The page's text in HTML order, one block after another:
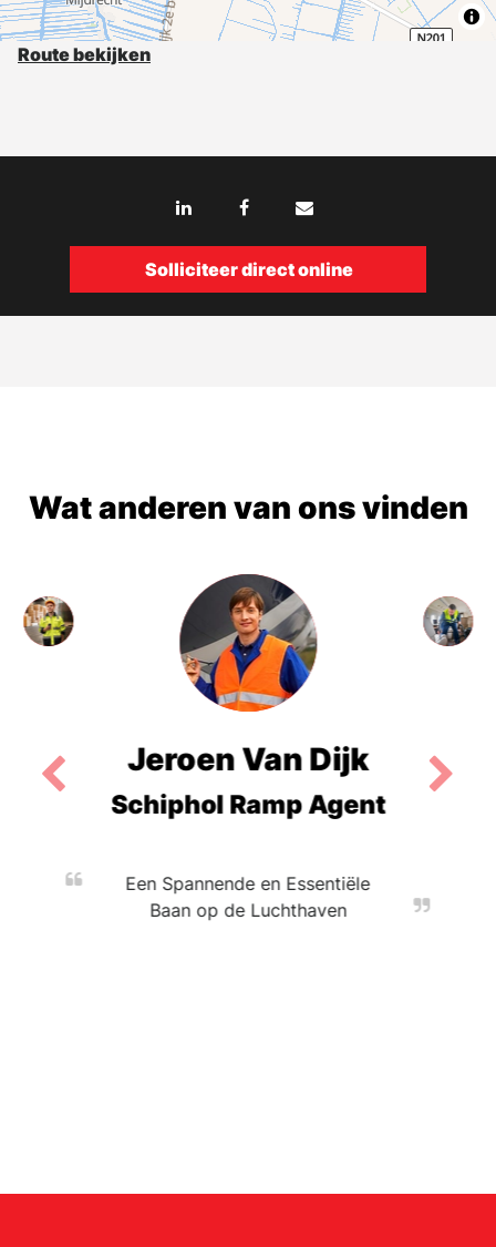
Route bekijken
Solliciteer direct online
Wat anderen van ons vinden
Jeroen Van Dijk
Schiphol Ramp Agent
Een Spannende en Essentiële
Baan op de Luchthaven